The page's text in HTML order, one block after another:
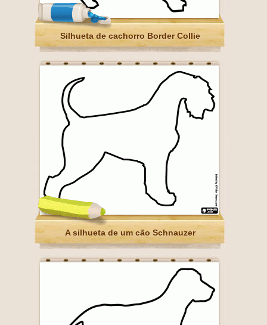
Silhueta de cachorro Border Collie
A silhueta de um cão Schnauzer